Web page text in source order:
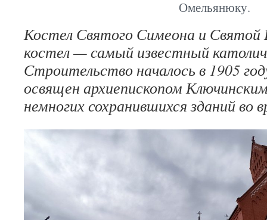
Омельянюку.
Костел Святого Симеона и Святой
костел — самый известный
Строительство началось в 1905
освящен архиепископом
немногих сохранившихся зданий во